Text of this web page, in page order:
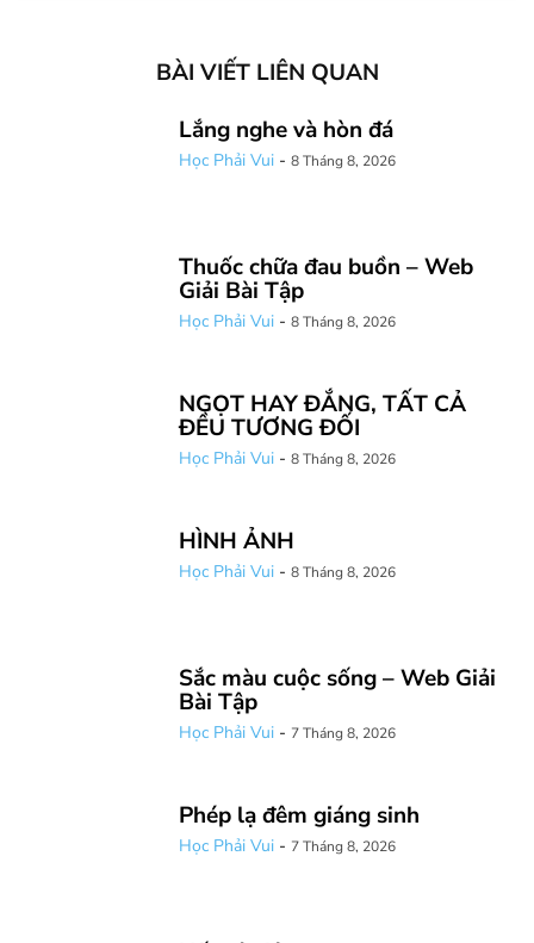
BÀI VIẾT LIÊN QUAN
Lắng nghe và hòn đá
Học Phải Vui - 8 Tháng 8, 2026
Thuốc chữa đau buồn – Web
Giải Bài Tập
Học Phải Vui - 8 Tháng 8, 2026
NGỌT HAY ĐẮNG, TẤT CẢ
ĐỀU TƯƠNG ĐỐI
Học Phải Vui - 8 Tháng 8, 2026
HÌNH ẢNH
Học Phải Vui - 8 Tháng 8, 2026
Sắc màu cuộc sống – Web Giải
Bài Tập
Học Phải Vui - 7 Tháng 8, 2026
Phép lạ đêm giáng sinh
Học Phải Vui - 7 Tháng 8, 2026